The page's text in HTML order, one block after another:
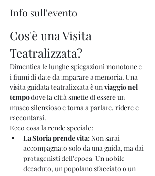
Info sull'evento
Cos'è una Visita
Teatralizzata?
Dimentica le lunghe spiegazioni monotone e
i fiumi di date da imparare a memoria. Una
visita guidata teatralizzata è un viaggio nel
tempo dove la città smette di essere un
museo silenzioso e torna a parlare, ridere e
raccontarsi.
Ecco cosa la rende speciale:
La Storia prende vita: Non sarai
accompagnato solo da una guida, ma dai
protagonisti dell'epoca. Un nobile
decaduto, un popolano sfacciato o un